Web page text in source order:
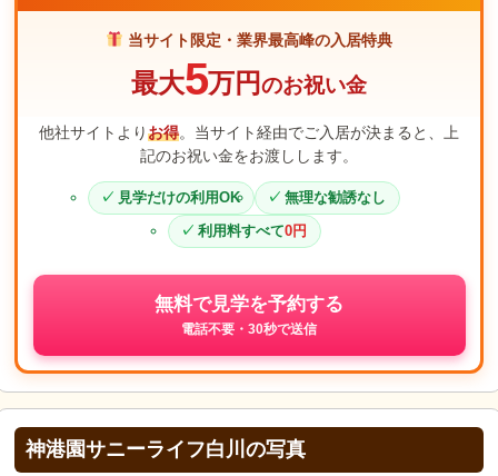
当サイト限定・業界最高峰の入居特典
最大5万円のお祝い金
他社サイトよりお得。当サイト経由でご入居が決まると、上
記のお祝い金をお渡しします。
見学だけの利用OK
無理な勧誘なし
利用料すべて0円
無料で見学を予約する
電話不要・30秒で送信
神港園サニーライフ白川の写真